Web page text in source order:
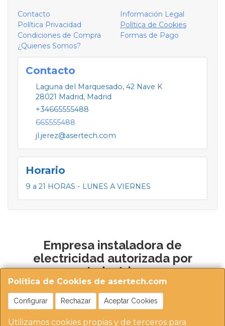
Política de Cookies de asertech.com
Configurar Rechazar Aceptar Cookies
Utilizamos cookies propias y de terceros para
Contacto
Información Legal
Política Privacidad
Política de Cookies
Condiciones de Compra
Formas de Pago
¿Quienes Somos?
Contacto
Laguna del Marquesado, 42 Nave K
28021 Madrid, Madrid
+34665555488
665555488
jl.jerez@asertech.com
Horario
9 a 21 HORAS - LUNES A VIERNES
Empresa instaladora de
electricidad autorizada por
Industria